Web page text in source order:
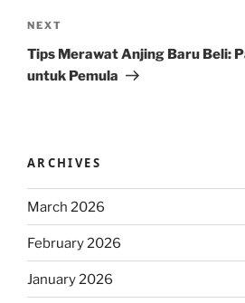
Next
Post
NEXT
Tips Merawat Anjing Baru Beli:
untuk Pemula
ARCHIVES
March 2026
February 2026
January 2026